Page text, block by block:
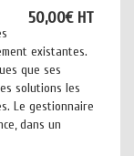
50,00€ HT
existantes.
que ses
solutions les
Le gestionnaire
dans un